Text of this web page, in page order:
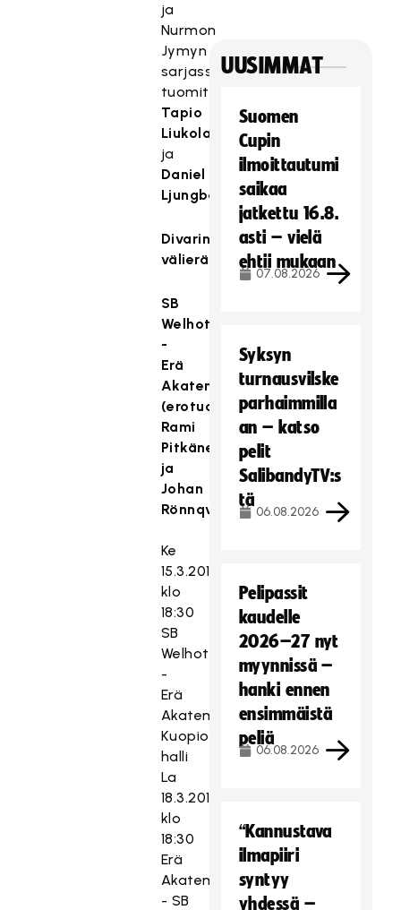
ja
Nurmon
Jymyn
sarjassa
tuomitsevat
Tapio
Liukolampi
ja
Daniel
Ljungberg
Divarin
välierät
SB
Welhot
-
Erä
Akatemia
(erotuomarit
Rami
Pitkänen
ja
Johan
Rönnqvist)
Ke
15.3.2017
klo
18:30
SB
Welhot
-
Erä
Akatemia
Kuopio-
halli
La
18.3.2017
klo
18:30
Erä
Akatemia
- SB
UUSIMMAT
Suomen
Cupin
ilmoittautumi
saikaa
jatkettu 16.8.
asti – vielä
ehtii mukaan
07.08.2026
Syksyn
turnausvilske
parhaimmilla
an – katso
pelit
SalibandyTV:s
tä
06.08.2026
Pelipassit
kaudelle
2026–27 nyt
myynnissä –
hanki ennen
ensimmäistä
peliä
06.08.2026
“Kannustava
ilmapiiri
syntyy
yhdessä –